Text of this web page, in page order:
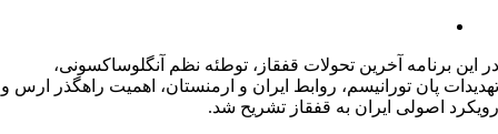
بزرگ
در این برنامه آخرین تحولات قفقاز، توطئه نظم آنگلوساکسونی،
تهدیدات پان تورانیسم، روابط ایران و ارمنستان، اهمیت راهگذر ارس و
رویکرد اصولی ایران به قفقاز تشریح شد.